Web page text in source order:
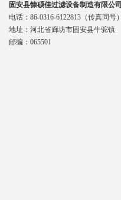
固安县慷硕佳过滤设备制造有限公司
电话：86-0316-6122813（传真同号）
地址：河北省廊坊市固安县牛驼镇
邮编：065501